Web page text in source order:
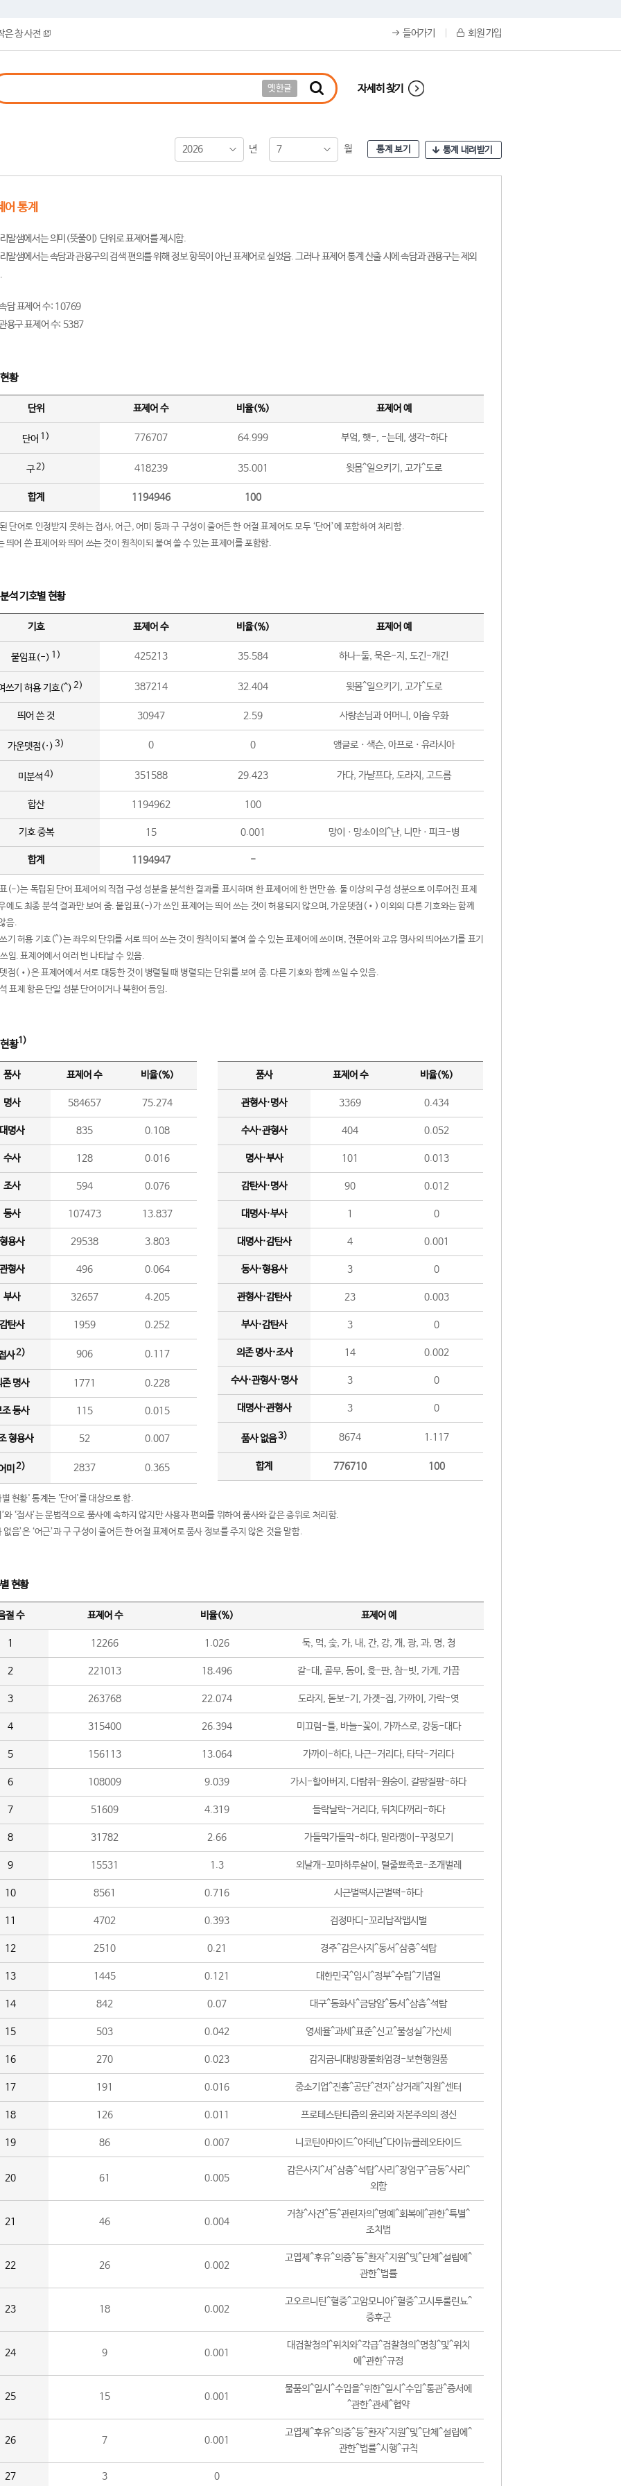
은 창 사전 들어가기 회원 가입
옛한글 자세히 찾기
2026 년 7 월 통계 보기 통계 내려받기
어 통계
말샘에서는 의미(뜻풀이) 단위로 표제어를 제시함.
말샘에서는 속담과 관용구의 검색 편의를 위해 정보 항목이 아닌 표제어로 실었음. 그러나 표제어 통계 산출 시에 속담과 관용구는 제외
담 표제어 수: 10769
용구 표제어 수: 5387
황
단위 표제어 수 비율(%) 표제어 예
단어 1) 776707 64.999 부엌, 햇-, -는데, 생각-하다
구2) 418239 35.001 윗몸^일으키기, 고가^도로
합계 1194946 100
단어로 인정받지 못하는 접사, 어근, 어미 등과 구 구성이 줄어든 한 어절 표제어도 모두 ‘단어’에 포함하여 처리함.
띄어 쓴 표제어와 띄어 쓰는 것이 원칙이되 붙여 쓸 수 있는 표제어를 포함함.
석 기호별 현황
기호 표제어 수 비율(%) 표제어 예
붙임표(-) 1) 425213 35.584 하나-둘, 묵은-지, 도긴-개긴
쓰기 허용 기호(^) 2) 387214 32.404 윗몸^일으키기, 고가^도로
띄어 쓴 것 30947 2.59 사랑손님과 어머니, 이솝 우화
가운뎃점(·) 3) 0 0 앵글로ㆍ색슨, 아프로ㆍ유라시아
미분석 4) 351588 29.423 가다, 가냘프다, 도라지, 고드름
합산 1194962 100
기호 중복 15 0.001 망이ㆍ망소이의^난, 니만ㆍ피크-병
합계 1194947 -
(-)는 독립된 단어 표제어의 직접 구성 성분을 분석한 결과를 표시하며 한 표제어에 한 번만 씀. 둘 이상의 구성 성분으로 이루어진 표제
에도 최종 분석 결과만 보여 줌. 붙임표(-)가 쓰인 표제어는 띄어 쓰는 것이 허용되지 않으며, 가운뎃점(•) 이외의 다른 기호와는 함께
음.
기 허용 기호(^)는 좌우의 단위를 서로 띄어 쓰는 것이 원칙이되 붙여 쓸 수 있는 표제어에 쓰이며, 전문어와 고유 명사의 띄어쓰기를 표기
임. 표제어에서 여러 번 나타날 수 있음.
점(•)은 표제어에서 서로 대등한 것이 병렬될 때 병렬되는 단위를 보여 줌. 다른 기호와 함께 쓰일 수 있음.
표제 항은 단일 성분 단어이거나 북한어 등임.
황1)
품사 표제어 수 비율(%)
명사 584657 75.274
명사 835 0.108
수사 128 0.016
조사 594 0.076
동사 107473 13.837
용사 29538 3.803
형사 496 0.064
부사 32657 4.205
탄사 1959 0.252
사2) 906 0.117
존 명사 1771 0.228
조 동사 115 0.015
형용사 52 0.007
미 2) 2837 0.365
품사 표제어 수 비율(%)
관형사·명사 3369 0.434
수사·관형사 404 0.052
명사·부사 101 0.013
감탄사·명사 90 0.012
대명사·부사 1 0
대명사·감탄사 4 0.001
동사·형용사 3 0
관형사·감탄사 23 0.003
부사·감탄사 3 0
의존 명사·조사 14 0.002
수사·관형사·명사 3 0
대명사·관형사 3 0
품사 없음3) 8674 1.117
합계 776710 100
현황' 통계는 '단어'를 대상으로 함.
와 ‘접사’는 문법적으로 품사에 속하지 않지만 사용자 편의를 위하여 품사와 같은 층위로 처리함.
없음’은 ‘어근’과 구 구성이 줄어든 한 어절 표제어로 품사 정보를 주지 않은 것을 말함.
현황
절 수 표제어 수 비율(%) 표제어 예
1 12266 1.026 둑, 먹, 숯, 가, 내, 간, 강, 개, 광, 과, 명, 청
2 221013 18.496 갈-대, 골무, 동이, 윷-판, 참-빗, 가게, 가끔
3 263768 22.074 도라지, 돋보-기, 가겟-집, 가까이, 가락-엿
4 315400 26.394 미끄럼-틀, 바늘-꽂이, 가까스로, 강동-대다
5 156113 13.064 가까이-하다, 나근-거리다, 타닥-거리다
6 108009 9.039 가시-할아버지, 다람쥐-원숭이, 갈팡질팡-하다
7 51609 4.319 들락날락-거리다, 뒤치다꺼리-하다
8 31782 2.66 가들막가들막-하다, 말라깽이-꾸정모기
9 15531 1.3 외날개-꼬마하루살이, 털줄뾰족코-조개벌레
10 8561 0.716 시근벌떡시근벌떡-하다
11 4702 0.393 검정마디-꼬리납작맵시벌
12 2510 0.21 경주^감은사지^동서^삼층^석탑
13 1445 0.121 대한민국^임시^정부^수립^기념일
14 842 0.07 대구^동화사^금당암^동서^삼층^석탑
15 503 0.042 영세율^과세^표준^신고^불성실^가산세
16 270 0.023 감지금니대방광불화엄경-보현행원품
17 191 0.016 중소기업^진흥^공단^전자^상거래^지원^센터
18 126 0.011 프로테스탄티즘의 윤리와 자본주의의 정신
19 86 0.007 니코틴아마이드^아데닌^다이뉴클레오타이드
20 61 0.005
감은사지^서^삼층^석탑^사리^장엄구^금동^사리^
외함
21 46 0.004
거창^사건^등^관련자의^명예^회복에^관한^특별^
조치법
22 26 0.002
고엽제^후유^의증^등^환자^지원^및^단체^설립에^
관한^법률
23 18 0.002
고오르니틴^혈증^고암모니아^혈증^고시투룰린뇨^
증후군
24 9 0.001
대검찰청의^위치와^각급^검찰청의^명칭^및^위치
에^관한^규정
25 15 0.001
물품의^일시^수입을^위한^일시^수입^통관^증서에
^관한^관세^협약
26 7 0.001
고엽제^후유^의증^등^환자^지원^및^단체^설립에^
관한^법률^시행^규칙
27 3 0